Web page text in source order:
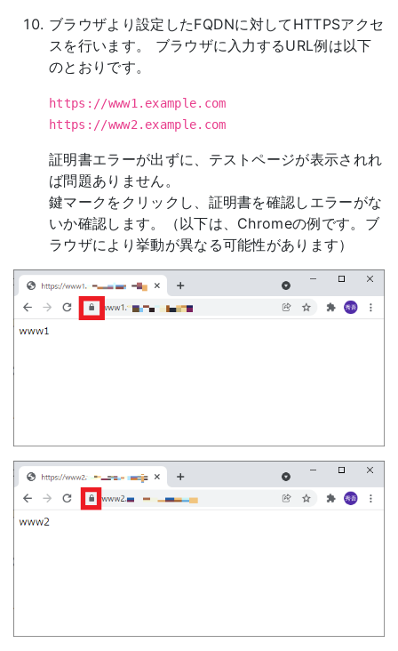
ブラウザより設定したFQDNに対してHTTPSアクセ
スを行います。 ブラウザに入力するURL例は以下
のとおりです。
https://www1.example.com
https://www2.example.com
証明書エラーが出ずに、テストページが表示されれ
ば問題ありません。
鍵マークをクリックし、証明書を確認しエラーがな
いか確認します。（以下は、Chromeの例です。ブ
ラウザにより挙動が異なる可能性があります）